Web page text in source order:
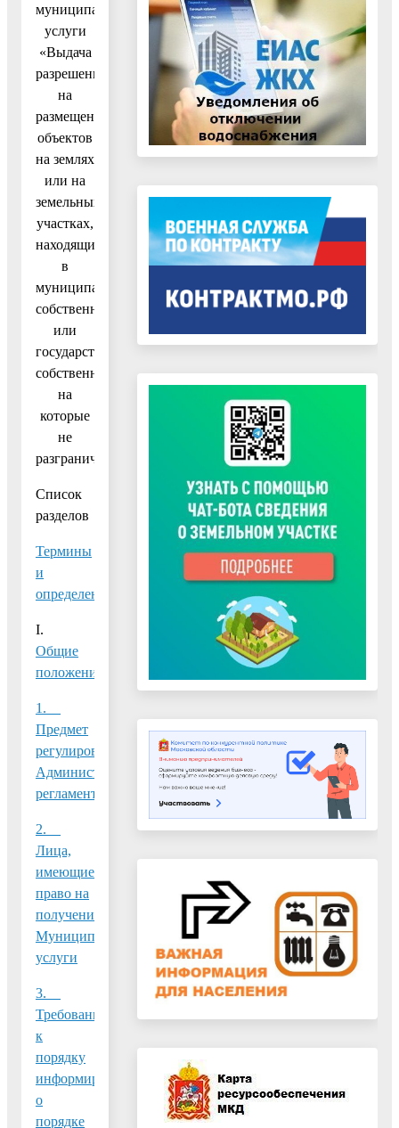
муниципальной
услуги
«Выдача
разрешения
на
размещение
объектов
на землях
или на
земельных
участках,
находящихся
в
муниципальной
собственности
или
государственная
собственность
на
которые
не
разграничена»
Список
разделов
Термины
и
определения
I.
Общие
положения
1.
Предмет
регулирования
Административного
регламента
2.
Лица,
имеющие
право на
получение
Муниципальной
услуги
3.
Требования
к
порядку
информирования
о
порядке